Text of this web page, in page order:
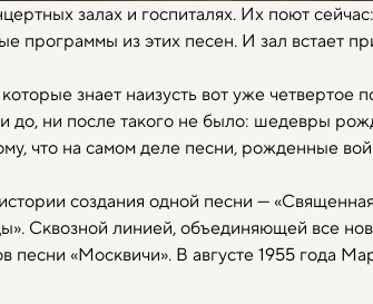
залах и госпиталях. Их поют
программы из этих песен. И зал встает
знает наизусть вот уже четвертое
ни после такого не было: шедевры
что на самом деле песни, рожденные
создания одной песни —
Сквозной линией, объединяющей все
«Москвичи». В августе 1955 года